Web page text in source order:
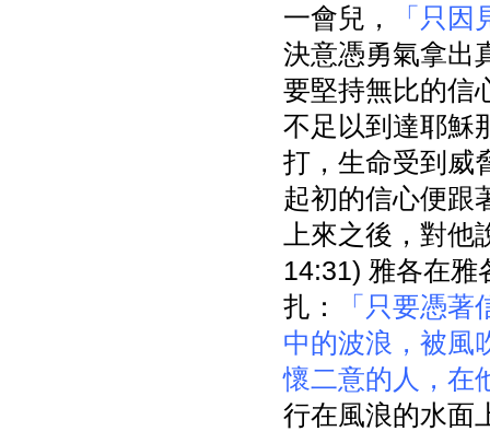
一會兒，
「只
決意憑勇氣拿出
要堅持無比的信
不足以到達耶穌
打，生命受到威
起初的信心便跟
上來之後，對他
14:31) 雅各在雅
扎：
「只要憑
中的波浪，被風
懷二意的人，在
行在風浪的水面